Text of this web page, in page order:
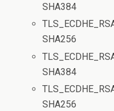
SHA384
SHA256
SHA384
SHA256